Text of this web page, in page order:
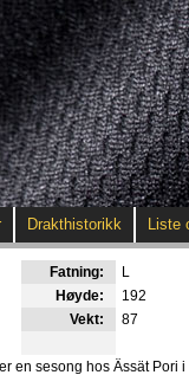
Drakthistorikk Liste
Fatning:
L
Høyde:
192
Vekt:
87
en sesong hos Ässät